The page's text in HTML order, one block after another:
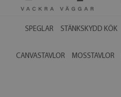
SPEGLAR STÄNKSKYDD KÖK
CANVASTAVLOR MOSSTAVLOR